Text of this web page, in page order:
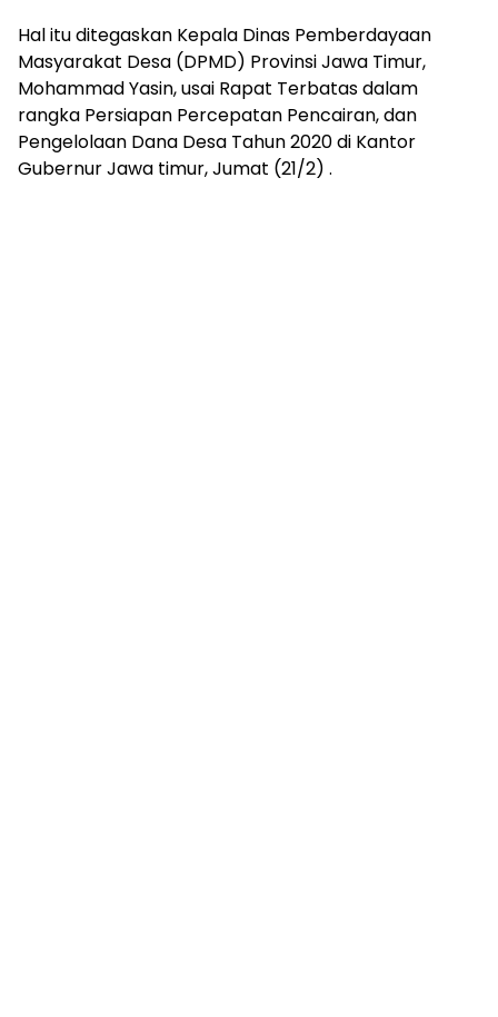
Hal itu ditegaskan Kepala Dinas Pemberdayaan
Masyarakat Desa (DPMD) Provinsi Jawa Timur,
Mohammad Yasin, usai Rapat Terbatas dalam
rangka Persiapan Percepatan Pencairan, dan
Pengelolaan Dana Desa Tahun 2020 di Kantor
Gubernur Jawa timur, Jumat (21/2) .